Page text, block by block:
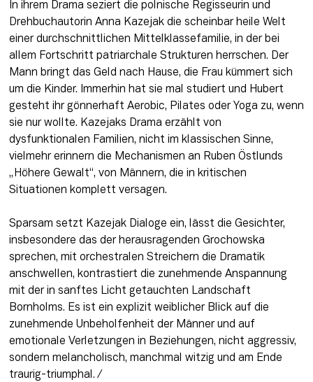
In ihrem Drama seziert die polnische Regisseurin und
Drehbuchautorin Anna Kazejak die scheinbar heile Welt
einer durchschnittlichen Mittelklassefamilie, in der bei
allem Fortschritt patriarchale Strukturen herrschen. Der
Mann bringt das Geld nach Hause, die Frau kümmert sich
um die Kinder. Immerhin hat sie mal studiert und Hubert
gesteht ihr gönnerhaft Aerobic, Pilates oder Yoga zu, wenn
sie nur wollte. Kazejaks Drama erzählt von
dysfunktionalen Familien, nicht im klassischen Sinne,
vielmehr erinnern die Mechanismen an Ruben Östlunds
„Höhere Gewalt“, von Männern, die in kritischen
Situationen komplett versagen.
Sparsam setzt Kazejak Dialoge ein, lässt die Gesichter,
insbesondere das der herausragenden Grochowska
sprechen, mit orchestralen Streichern die Dramatik
anschwellen, kontrastiert die zunehmende Anspannung
mit der in sanftes Licht getauchten Landschaft
Bornholms. Es ist ein explizit weiblicher Blick auf die
zunehmende Unbeholfenheit der Männer und auf
emotionale Verletzungen in Beziehungen, nicht aggressiv,
sondern melancholisch, manchmal witzig und am Ende
traurig-triumphal. /